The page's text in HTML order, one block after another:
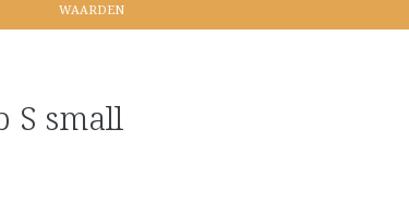
WAARDEN
S small